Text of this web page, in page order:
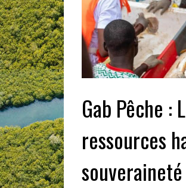
Gab Pêche :
ressources